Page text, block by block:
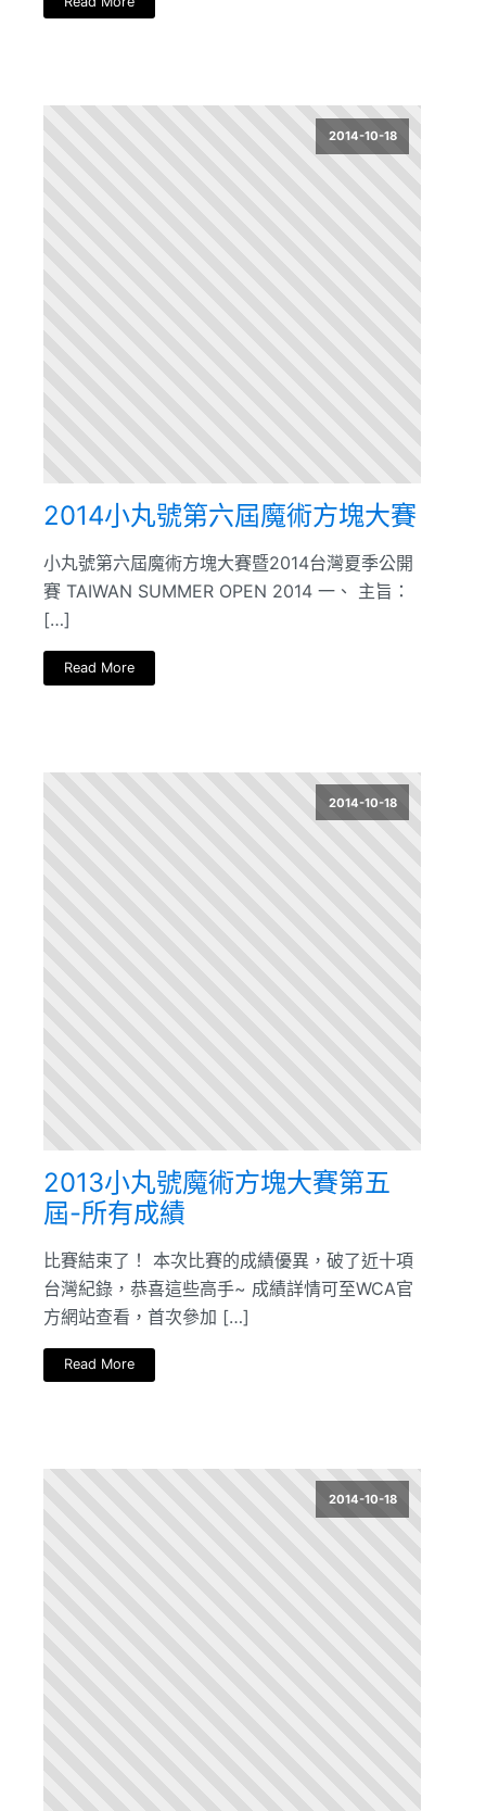
2014-10-18
2014小丸號第六屆魔術方塊大賽
小丸號第六屆魔術方塊大賽暨2014台灣夏季公開
賽 TAIWAN SUMMER OPEN 2014 一、 主旨：
[…]
Read More
2014-10-18
2013小丸號魔術方塊大賽第五
屆-所有成績
比賽結束了！ 本次比賽的成績優異，破了近十項
台灣紀錄，恭喜這些高手~ 成績詳情可至WCA官
方網站查看，首次參加 […]
Read More
2014-10-18